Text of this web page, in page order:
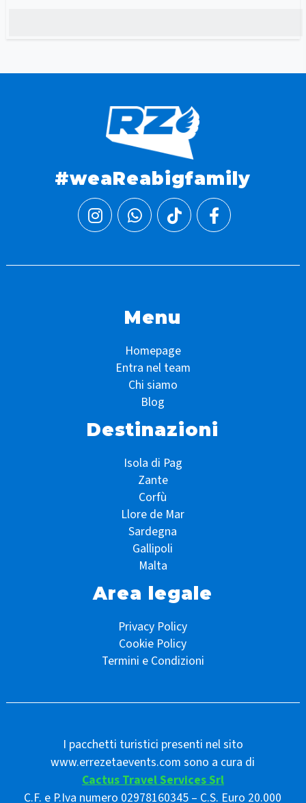
#weaReabigfamily
Menu
Homepage
Entra nel team
Chi siamo
Blog
Destinazioni
Isola di Pag
Zante
Corfù
Llore de Mar
Sardegna
Gallipoli
Malta
Area legale
Privacy Policy
Cookie Policy
Termini e Condizioni
I pacchetti turistici presenti nel sito
www.errezetaevents.com sono a cura di
Cactus Travel Services Srl
C.F. e P.Iva numero 02978160345 – C.S. Euro 20.000